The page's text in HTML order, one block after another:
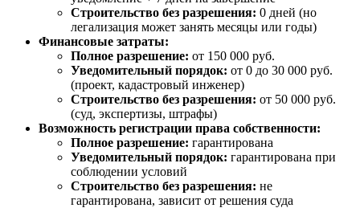
Строительство без разрешения: 0 дней (но
легализация может занять месяцы или годы)
Финансовые затраты:
Полное разрешение: от 150 000 руб.
Уведомительный порядок: от 0 до 30 000 руб.
(проект, кадастровый инженер)
Строительство без разрешения: от 50 000 руб.
(суд, экспертизы, штрафы)
Возможность регистрации права собственности:
Полное разрешение: гарантирована
Уведомительный порядок: гарантирована при
соблюдении условий
Строительство без разрешения: не
гарантирована, зависит от решения суда